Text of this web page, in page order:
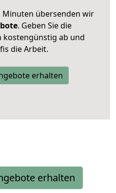
Minuten übersenden wir
. Geben Sie die
ab und
die Arbeit.
erhalten
erhalten